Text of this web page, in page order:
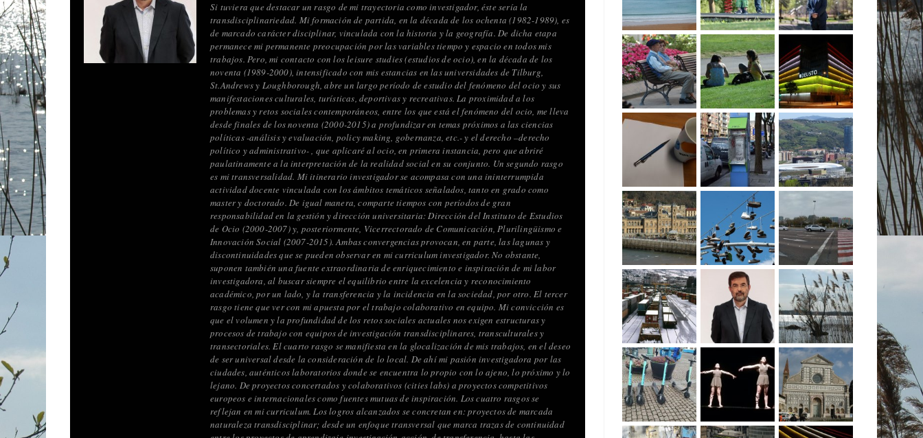
Si tuviera que destacar un rasgo de mi trayectoria como investigador, éste sería la
transdisciplinariedad. Mi formación de partida, en la década de los ochenta (1982-1989), es
de marcado carácter disciplinar, vinculada con la historia y la geografía. De dicha etapa
permanece mi permanente preocupación por las variables tiempo y espacio en todos mis
trabajos. Pero, mi contacto con los leisure studies (estudios de ocio), en la década de los
noventa (1989-2000), intensificado con mis estancias en las universidades de Tilburg,
St.Andrews y Loughborough, abre un largo período de estudio del fenómeno del ocio y sus
manifestaciones culturales, turísticas, deportivas y recreativas. La proximidad a los
problemas y retos sociales contemporáneos, entre los que está el fenómeno del ocio, me lleva
desde finales de los noventa (2000-2015) a profundizar en temas próximos a las ciencias
políticas -análisis y evaluación, policy making, gobernanza, etc.- y el derecho –derecho
político y administrativo- , que aplicaré al ocio, en primera instancia, pero que abriré
paulatinamente a la interpretación de la realidad social en su conjunto. Un segundo rasgo
es mi transversalidad. Mi itinerario investigador se acompasa con una ininterrumpida
actividad docente vinculada con los ámbitos temáticos señalados, tanto en grado como
master y doctorado. De igual manera, comparte tiempos con períodos de gran
responsabilidad en la gestión y dirección universitaria: Dirección del Instituto de Estudios
de Ocio (2000-2007) y, posteriormente, Vicerrectorado de Comunicación, Plurilingüismo e
Innovación Social (2007-2015). Ambas convergencias provocan, en parte, las lagunas y
discontinuidades que se pueden observar en mi curriculum investigador. No obstante,
suponen también una fuente extraordinaria de enriquecimiento e inspiración de mi labor
investigadora, al buscar siempre el equilibrio entre la excelencia y reconocimiento
académico, por un lado, y la transferencia y la incidencia en la sociedad, por otro. El tercer
rasgo tiene que ver con mi apuesta por el trabajo colaborativo en equipo. Mi convicción es
que el volumen y la profundidad de los retos sociales actuales nos exigen estructuras y
procesos de trabajo con equipos de investigación transdisciplinares, transculturales y
transectoriales. El cuarto rasgo se manifiesta en la glocalización de mis trabajos, en el deseo
de ser universal desde la consideración de lo local. De ahí mi pasión investigadora por las
ciudades, auténticos laboratorios donde se encuentra lo propio con lo ajeno, lo próximo y lo
lejano. De proyectos concertados y colaborativos (cities labs) a proyectos competitivos
europeos e internacionales como fuentes mutuas de inspiración. Los cuatro rasgos se
reflejan en mi curriculum. Los logros alcanzados se concretan en: proyectos de marcada
naturaleza transdisciplinar; desde un enfoque transversal que marca trazas de continuidad